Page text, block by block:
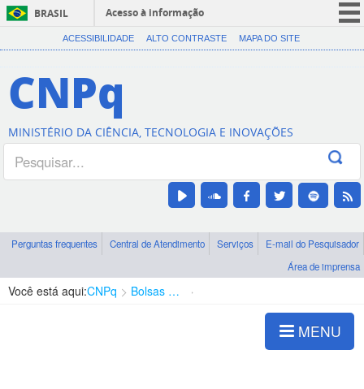
BRASIL
Acesso à informação
CORONAVÍRUS (COVID-19)
Canais
ACESSIBILIDADE ALTO CONTRASTE MAPA DO SITE
CNPq
MINISTÉRIO DA CIÊNCIA, TECNOLOGIA E INOVAÇÕES
Perguntas frequentes Central de Atendimento Serviços
E-mail do Pesquisador
Área de imprensa
Você está aqui:CNPq Bolsas e Auxílios Vigentes
MENU